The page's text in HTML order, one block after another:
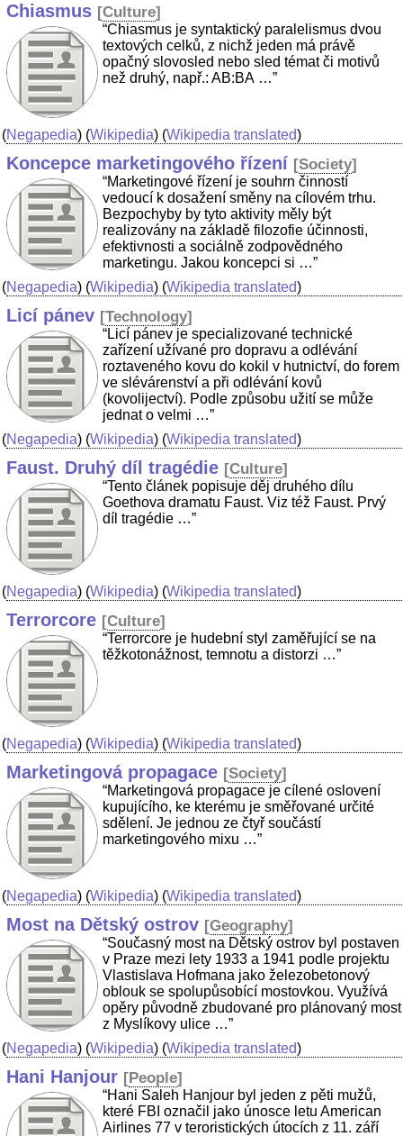
Chiasmus [Culture]
“Chiasmus je syntaktický paralelismus dvou
textových celků, z nichž jeden má právě
opačný slovosled nebo sled témat či motivů
než druhý, např.: AB:BA …”
(Negapedia) (Wikipedia) (Wikipedia translated)
Koncepce marketingového řízení [Society]
“Marketingové řízení je souhrn činností
vedoucí k dosažení směny na cílovém trhu.
Bezpochyby by tyto aktivity měly být
realizovány na základě filozofie účinnosti,
efektivnosti a sociálně zodpovědného
marketingu. Jakou koncepci si …”
(Negapedia) (Wikipedia) (Wikipedia translated)
Licí pánev [Technology]
“Licí pánev je specializované technické
zařízení užívané pro dopravu a odlévání
roztaveného kovu do kokil v hutnictví, do forem
ve slévárenství a při odlévání kovů
(kovolijectví). Podle způsobu užití se může
jednat o velmi …”
(Negapedia) (Wikipedia) (Wikipedia translated)
Faust. Druhý díl tragédie [Culture]
“Tento článek popisuje děj druhého dílu
Goethova dramatu Faust. Viz též Faust. Prvý
díl tragédie …”
(Negapedia) (Wikipedia) (Wikipedia translated)
Terrorcore [Culture]
“Terrorcore je hudební styl zaměřující se na
těžkotonážnost, temnotu a distorzi …”
(Negapedia) (Wikipedia) (Wikipedia translated)
Marketingová propagace [Society]
“Marketingová propagace je cílené oslovení
kupujícího, ke kterému je směřované určité
sdělení. Je jednou ze čtyř součástí
marketingového mixu …”
(Negapedia) (Wikipedia) (Wikipedia translated)
Most na Dětský ostrov [Geography]
“Současný most na Dětský ostrov byl postaven
v Praze mezi lety 1933 a 1941 podle projektu
Vlastislava Hofmana jako železobetonový
oblouk se spolupůsobící mostovkou. Využívá
opěry původně zbudované pro plánovaný most
z Myslíkovy ulice …”
(Negapedia) (Wikipedia) (Wikipedia translated)
Hani Hanjour [People]
“Hani Saleh Hanjour byl jeden z pěti mužů,
které FBI označil jako únosce letu American
Airlines 77 v teroristických útocích z 11. září